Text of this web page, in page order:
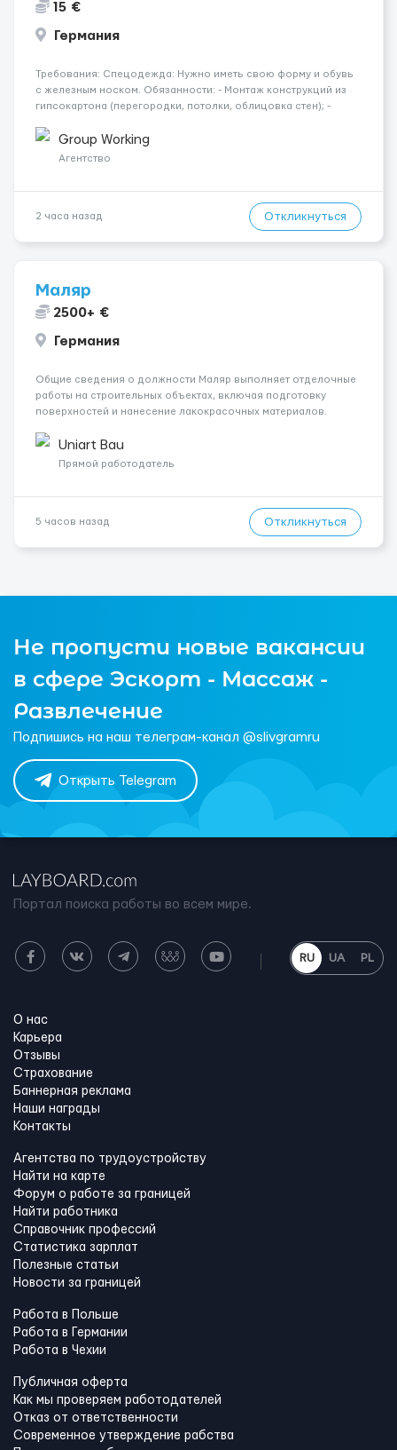
15 €
Германия
Требования: Спецодежда: Нужно иметь свою форму и обувь
с железным носком. Обязанности: - Монтаж конструкций из
гипсокартона (перегородки, потолки, облицовка стен); -
малярных работ (шпатлевка, грунтовка, покраска); -
Штукатурные работы ...
Group Working
Агентство
2 часа назад Откликнуться
Маляр
2500+ €
Германия
Общие сведения о должности Маляр выполняет отделочные
работы на строительных объектах, включая подготовку
поверхностей и нанесение лакокрасочных материалов.
профессионалов на месте, приглашения делаем только для
профессионалов с доказательным портф...
Uniart Bau
Прямой работодатель
5 часов назад Откликнуться
Не пропусти новые вакансии
в сфере Эскорт - Массаж -
Развлечение
Подпишись на наш телеграм-канал @slivgramru
Открыть Telegram
Портал поиска работы во всем мире.
RU UA PL
О нас
Карьера
Отзывы
Страхование
Баннерная реклама
Наши награды
Контакты
Агентства по трудоустройству
Найти на карте
Форум о работе за границей
Найти работника
Справочник профессий
Статистика зарплат
Полезные статьи
Новости за границей
Работа в Польше
Работа в Германии
Работа в Чехии
Публичная оферта
Как мы проверяем работодателей
Отказ от ответственности
Современное утверждение рабства